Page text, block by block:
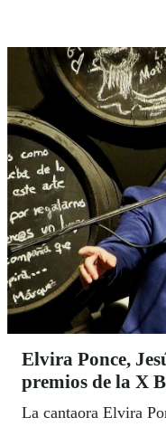
Pereira en Nerja,
Alcalá de Guadaira
en Fuengirola.
Elvira Ponce,
premios de la X
La cantaora Elvira